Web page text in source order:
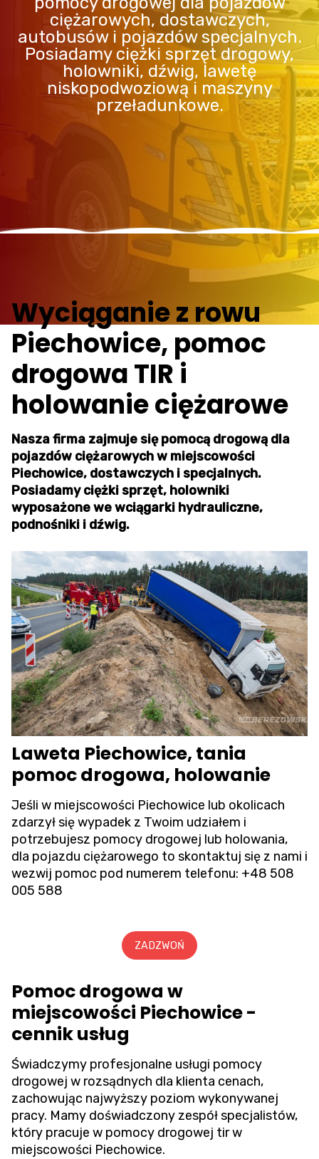
ciężarowych, dostawczych,
autobusów i pojazdów specjalnych.
Posiadamy ciężki sprzęt drogowy,
holowniki, dźwig, lawetę
niskopodwoziową i maszyny
przeładunkowe.
Wyciąganie z rowu
Piechowice, pomoc
drogowa TIR i
holowanie ciężarowe
Nasza firma zajmuje się pomocą drogową dla
pojazdów ciężarowych w miejscowości
Piechowice, dostawczych i specjalnych.
Posiadamy ciężki sprzęt, holowniki
wyposażone we wciągarki hydrauliczne,
podnośniki i dźwig.
Laweta Piechowice, tania
pomoc drogowa, holowanie
Jeśli w miejscowości Piechowice lub okolicach
zdarzył się wypadek z Twoim udziałem i
potrzebujesz pomocy drogowej lub holowania,
dla pojazdu ciężarowego to skontaktuj się z nami i
wezwij pomoc pod numerem telefonu: +48 508
005 588
ZADZWOŃ
Pomoc drogowa w
miejscowości Piechowice -
cennik usług
Świadczymy profesjonalne usługi pomocy
drogowej w rozsądnych dla klienta cenach,
zachowując najwyższy poziom wykonywanej
pracy. Mamy doświadczony zespół specjalistów,
który pracuje w pomocy drogowej tir w
miejscowości Piechowice.